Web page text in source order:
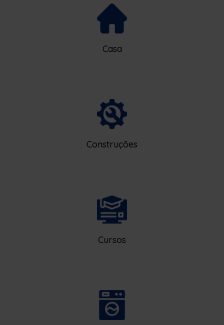
Casa
Construções
Cursos